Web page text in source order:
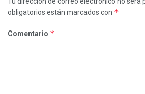
obligatorios están marcados con *
Comentario *